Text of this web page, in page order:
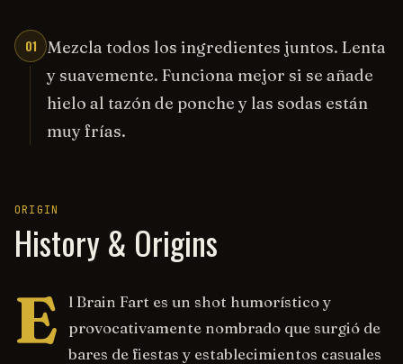
01
Mezcla todos los ingredientes juntos. Lenta
y suavemente. Funciona mejor si se añade
hielo al tazón de ponche y las sodas están
muy frías.
ORIGIN
History & Origins
E
l Brain Fart es un shot humorístico y
provocativamente nombrado que surgió de
bares de fiestas y establecimientos casuales